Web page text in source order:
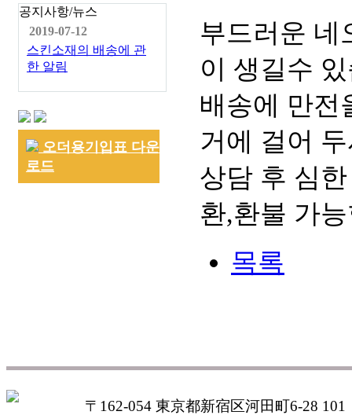
공지사항/뉴스
2019-07-12
스킨소재의 배송에 관
한 알림
오더용기입표 다운
로드
부드러운 네
이 생길수
배송에 만전
거에 걸어
상담 후 심
환,환불 가
목록
〒162-054 東京都新宿区河田町6-28 101